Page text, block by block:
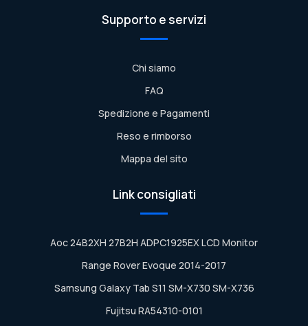
Supporto e servizi
Chi siamo
FAQ
Spedizione e Pagamenti
Reso e rimborso
Mappa del sito
Link consigliati
Aoc 24B2XH 27B2H ADPC1925EX LCD Monitor
Range Rover Evoque 2014-2017
Samsung Galaxy Tab S11 SM-X730 SM-X736
Fujitsu RA54310-0101